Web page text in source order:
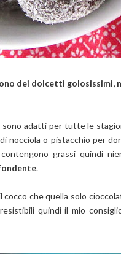
dei dolcetti golosissimi,
sono adatti per tutte le
nocciola o pistacchio per
grassi quindi
.
cocco che quella solo
quindi il mio